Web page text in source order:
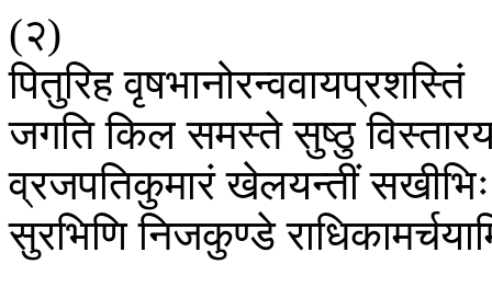
(२)
पितुरिह वृषभानोरन्ववायप्रशस्तिं
जगति किल समस्ते सुष्ठु
व्रजपतिकुमारं खेलयन्तीं सखीभिः
सुरभिणि निजकुण्डे